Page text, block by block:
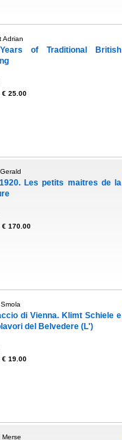
Adrian
of Traditional British
€ 25.00
Les petits maitres de la
€ 170.00
di Vienna. Klimt Schiele e
del Belvedere (L')
€ 19.00
Merse